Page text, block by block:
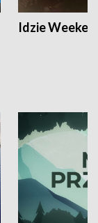
Idzie